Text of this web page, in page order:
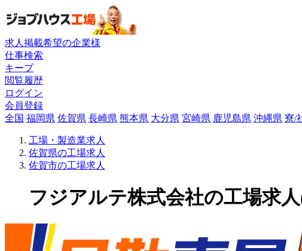
求人掲載希望の企業様
仕事検索
キープ
閲覧履歴
ログイン
会員登録
全国 福岡県 佐賀県 長崎県 熊本県 大分県 宮崎県 鹿児島県 沖縄県 寮/
工場・製造業求人
佐賀県の工場求人
佐賀市の工場求人
フジアルテ株式会社の工場求人